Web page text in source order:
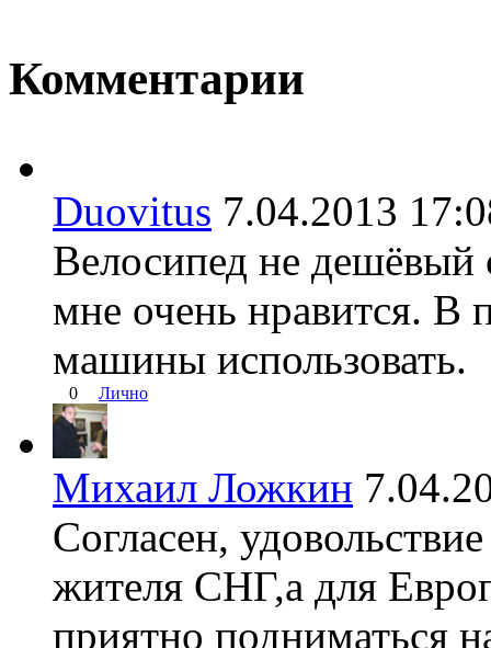
Комментарии
Duovitus 7.04.2013
Велосипед не дешёвый
мне очень нравится. В
машины использовать.
0 Лично
Михаил Ложкин
Согласен,
жителя СНГ,а для
приятно подниматься